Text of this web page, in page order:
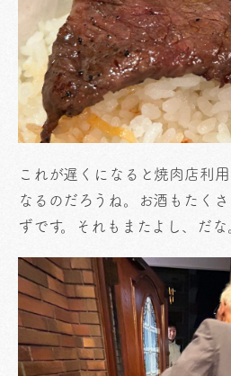
これが遅くになると焼肉店利
なるのだろうね。お酒もたく
ずです。それもまたよし、だな